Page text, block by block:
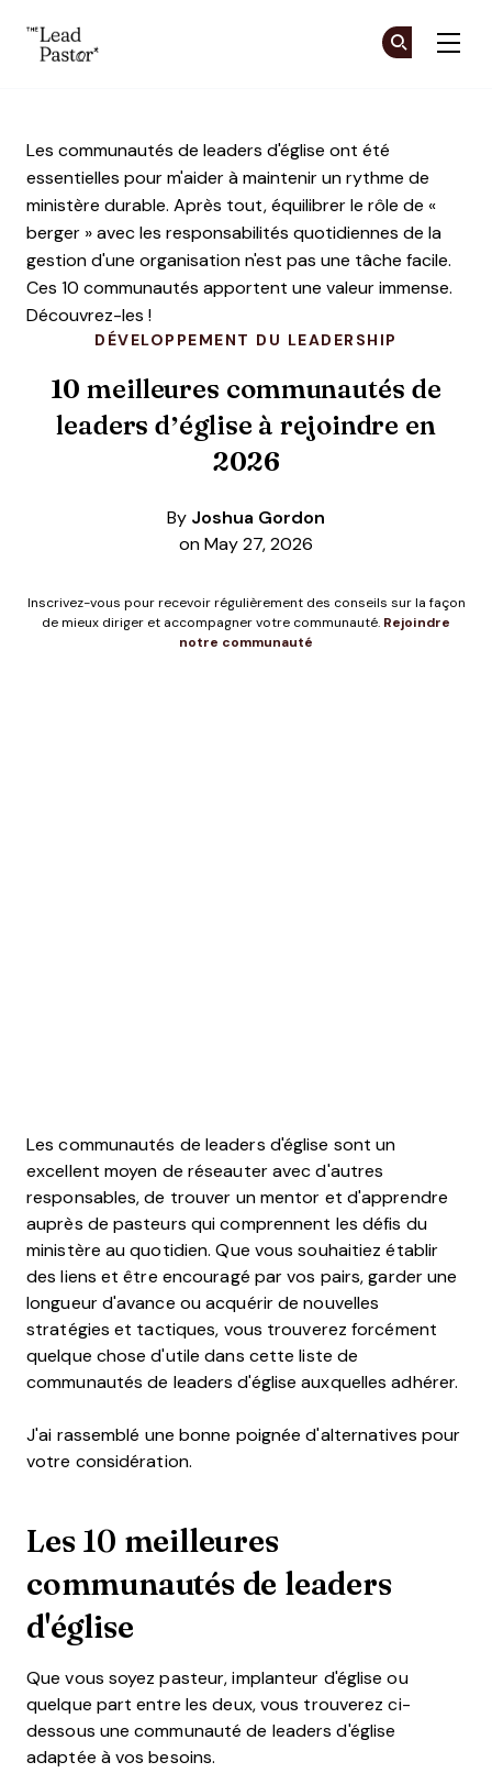
DÉVELOPPEMENT DU LEADERSHIP
10 meilleures communautés de
leaders d’église à rejoindre en
2026
By Joshua Gordon
on May 27, 2026
Inscrivez-vous pour recevoir régulièrement des conseils sur la façon
de mieux diriger et accompagner votre communauté. Rejoindre
notre communauté
Les communautés de leaders d'église ont été
essentielles pour m'aider à maintenir un rythme de
ministère durable. Après tout, équilibrer le rôle de «
berger » avec les responsabilités quotidiennes de la
gestion d'une organisation n'est pas une tâche facile.
Ces 10 communautés apportent une valeur immense.
Découvrez-les !
Les communautés de leaders d'église sont un
excellent moyen de réseauter avec d'autres
responsables, de trouver un mentor et d'apprendre
auprès de pasteurs qui comprennent les défis du
ministère au quotidien. Que vous souhaitiez établir
des liens et être encouragé par vos pairs, garder une
longueur d'avance ou acquérir de nouvelles
stratégies et tactiques, vous trouverez forcément
quelque chose d'utile dans cette liste de
communautés de leaders d'église auxquelles adhérer.
J'ai rassemblé une bonne poignée d'alternatives pour
votre considération.
Les 10 meilleures
communautés de leaders
d'église
Que vous soyez pasteur, implanteur d'église ou
quelque part entre les deux, vous trouverez ci-
dessous une communauté de leaders d'église
adaptée à vos besoins.